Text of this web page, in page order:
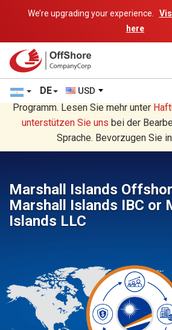
We’re upgrading your experience.
here
DE USD
Sie lesen eine Deutsche
Programm. Lesen Sie mehr unter
unterstützen Sie uns bei der
Sprache. Bevorzugen Sie in
Marshall Islands
Marshall Islands IBC or
Islands LLC